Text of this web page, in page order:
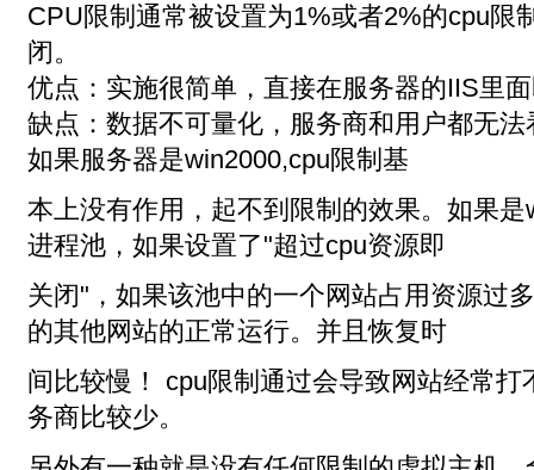
CPU限制通常被设置为1%或者2%的cpu限
闭。
优点：实施很简单，直接在服务器的IIS里
缺点：数据不可量化，服务商和用户都无
如果服务器是win2000,cpu限制基
本上没有作用，起不到限制的效果。如果
进程池，如果设置了"超过cpu资源即
关闭"，如果该池中的一个网站占用资源过
的其他网站的正常运行。并且恢复时
间比较慢！ cpu限制通过会导致网站经常
务商比较少。